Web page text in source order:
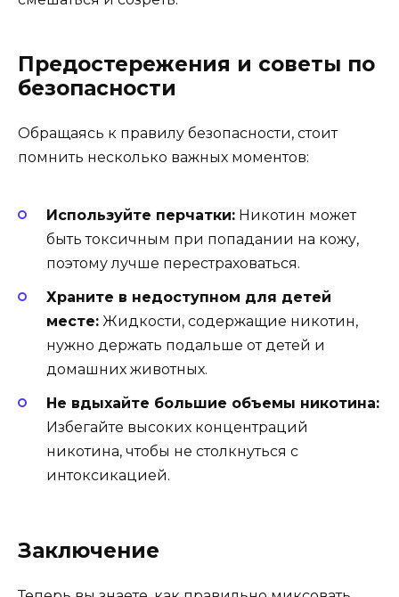
Предостережения и советы по
безопасности
Обращаясь к правилу безопасности, стоит
помнить несколько важных моментов:
Используйте перчатки: Никотин может
быть токсичным при попадании на кожу,
поэтому лучше перестраховаться.
Храните в недоступном для детей
месте: Жидкости, содержащие никотин,
нужно держать подальше от детей и
домашних животных.
Не вдыхайте большие объемы никотина:
Избегайте высоких концентраций
никотина, чтобы не столкнуться с
интоксикацией.
Заключение